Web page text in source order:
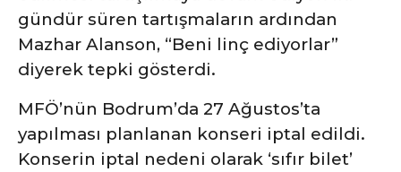
gündür süren tartışmaların ardından
Mazhar Alanson, “Beni linç ediyorlar”
diyerek tepki gösterdi.
MFÖ’nün Bodrum’da 27 Ağustos’ta
yapılması planlanan konseri iptal edildi.
Konserin iptal nedeni olarak ‘sıfır bilet’